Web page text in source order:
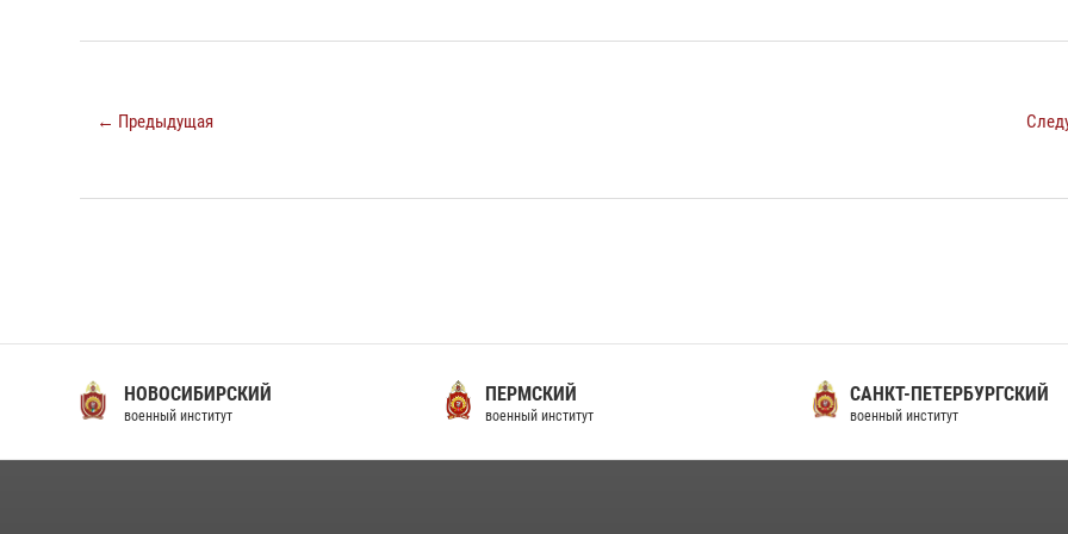
← Предыдущая
НОВОСИБИРСКИЙ
военный институт
ПЕРМСКИЙ
военный институт
САНКТ-ПЕТЕРБУРГСКИЙ
военный институт